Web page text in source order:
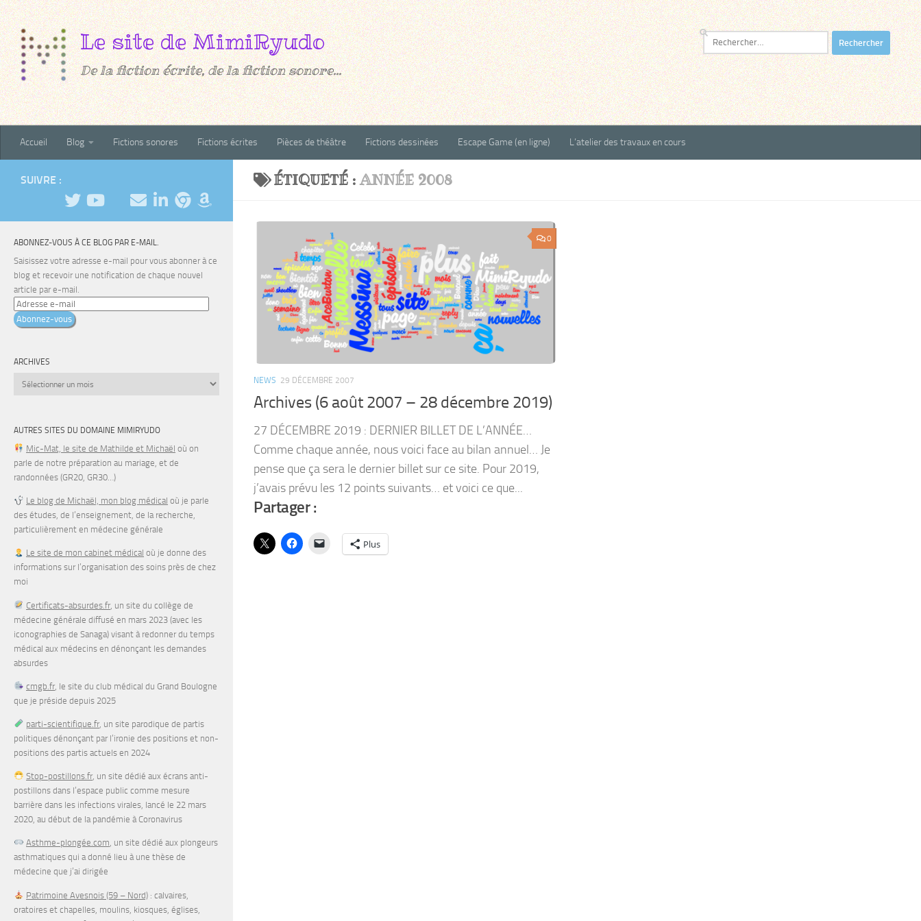
Au dessous du contenu
De la fiction écrite, de la fiction sonore...
Rechercher :
Accueil Blog Fictions sonores Fictions écrites Pièces de théâtre Fictions dessinées Escape Game (en ligne) L’atelier des travaux en cours
ÉTIQUETÉ :ANNÉE 2008
0
NEWS 29 DÉCEMBRE 2007
Archives (6 août 2007 – 28 décembre 2019)
27 DÉCEMBRE 2019 : DERNIER BILLET DE L’ANNÉE…
Comme chaque année, nous voici face au bilan annuel… Je
pense que ça sera le dernier billet sur ce site. Pour 2019,
j’avais prévu les 12 points suivants… et voici ce que...
Partager :
Plus
SUIVRE :
ABONNEZ-VOUS À CE BLOG PAR E-MAIL.
Saisissez votre adresse e-mail pour vous abonner à ce
blog et recevoir une notification de chaque nouvel
article par e-mail.
Adresse
e-Abonnez-vous
ARCHIVES
Archives
AUTRES SITES DU DOMAINE MIMIRYUDO
Mic-Mat, le site de Mathilde et Michaël où on
parle de notre préparation au mariage, et de
randonnées (GR20, GR30…)
Le blog de Michaël, mon blog médical où je parle
des études, de l’enseignement, de la recherche,
particulièrement en médecine générale
Le site de mon cabinet médical où je donne des
informations sur l’organisation des soins près de chez
moi
Certificats-absurdes.fr , un site du collège de
médecine générale diffusé en mars 2023 (avec les
iconographies de Sanaga) visant à redonner du temps
médical aux médecins en dénonçant les demandes
absurdes
cmgb.fr , le site du club médical du Grand Boulogne
que je préside depuis 2025
parti-scientifique.fr , un site parodique de partis
politiques dénonçant par l’ironie des positions et non-
positions des partis actuels en 2024
Stop-postillons.fr, un site dédié aux écrans anti-
postillons dans l’espace public comme mesure
barrière dans les infections virales, lancé le 22 mars
2020, au début de la pandémie à Coronavirus
Asthme-plongée.com, un site dédié aux plongeurs
asthmatiques qui a donné lieu à une thèse de
médecine que j’ai dirigée
Patrimoine Avesnois (59 – Nord) : calvaires,
oratoires et chapelles, moulins, kiosques, églises,